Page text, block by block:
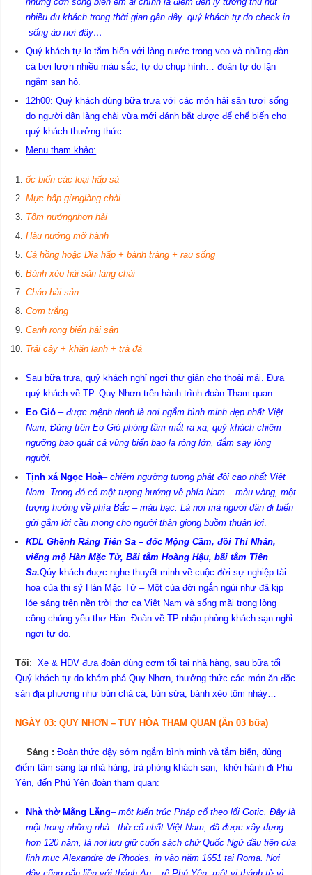
nhiều du khách trong thời gian gần đây. quý khách tự do check in
sống ảo nơi đây…
Quý khách tự lo tắm biển với làng nước trong veo và những đàn
cá bơi lượn nhiều màu sắc, tự do chụp hình… đoàn tự do lặn
ngắm san hô.
12h00: Quý khách dùng bữa trưa với các món hải sản tươi sống
do người dân làng chài vừa mới đánh bắt được để chế biến cho
quý khách thưởng thức.
Menu tham khảo:
ốc biển các loại hấp sả
Mực hấp gừnglàng chài
Tôm nướngnhơn hải
Hàu nướng mỡ hành
Cá hồng hoặc Dìa hấp + bánh tráng + rau sống
Bánh xèo hải sản làng chài
Cháo hải sản
Cơm trắng
Canh rong biển hải sản
Trái cây + khăn lạnh + trà đá
Sau bữa trưa, quý khách nghỉ ngơi thư giản cho thoải mái. Đưa
quý khách về TP. Quy Nhơn trên hành trình đoàn Tham quan:
Eo Gió –được mệnh danh là nơi ngắm bình minh đẹp nhất Việt
Nam, Đứng trên Eo Gió phóng tầm mắt ra xa, quý khách chiêm
ngưỡng bao quát cả vùng biển bao la rộng lớn, đắm say lòng
người.
Tịnh xá Ngọc Hoà–chiêm ngưỡng tượng phật đôi cao nhất Việt
Nam. Trong đó có một tượng hướng về phía Nam – màu vàng, một
tượng hướng về phía Bắc – màu bạc. Là nơi mà người dân đi biển
gửi gắm lời cầu mong cho người thân giong buồm thuận lợi
KDL Ghềnh Ráng Tiên Sa – dốc Mộng Cầm, đồi Thi Nhân,
viếng mộ Hàn Mặc Tử, Bãi tắm Hoàng Hậu, bãi tắm Tiên
Sa.Qúy khách đuợc nghe thuyết minh về cuộc đời sự nghiệp tài
hoa của thi sỹ Hàn Mặc Tử – Một của đời ngắn ngủi như đã kịp
lóe sáng trên nền trời thơ ca Việt Nam và sống mãi trong lòng
công chúng yêu thơ Hàn. Đoàn về TP nhận phòng khách sạn nghỉ
ngơi tự do.
Tối:Xe & HDV đưa đoàn dùng cơm tối tại nhà hàng, sau bữa tối
Quý khách tự do khám phá Quy Nhơn, thưởng thức các món ăn đặc
sản địa phương như bún chả cá, bún sứa, bánh xèo tôm nhảy…
NGÀY 03: QUY NHƠN – TUY HÒA THAM QUAN(Ăn 03 bữa)
Sáng :Đoàn thức dậy sớm ngắm bình minh và tắm biển, dùng
điểm tâm sáng tại nhà hàng, trả phòng khách sạn, khởi hành đi Phú
Yên, đến Phú Yên đoàn tham quan:
Nhà thờ Mằng Lăng–một kiến trúc Pháp cổ theo lối Gotic. Đây là
một trong những nhà thờ cổ nhất Việt Nam, đã được xây dựng
hơn 120 năm, là nơi lưu giữ cuốn sách chữ Quốc Ngữ đầu tiên của
linh mục Alexandre de Rhodes, in vào năm 1651 tại Roma. Nơi
đây cũng gắn liền với thánh An – rê Phú Yên, một vị thánh tử vì